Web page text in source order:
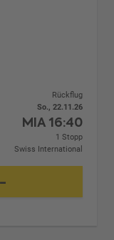
Rückflug
So., 22.11.26
MIA 16:40
1 Stopp
Swiss International